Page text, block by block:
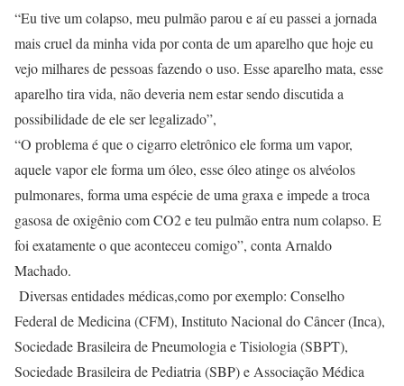
“Eu tive um colapso, meu pulmão parou e aí eu passei a jornada
mais cruel da minha vida por conta de um aparelho que hoje eu
vejo milhares de pessoas fazendo o uso. Esse aparelho mata, esse
aparelho tira vida, não deveria nem estar sendo discutida a
possibilidade de ele ser legalizado”,
“O problema é que o cigarro eletrônico ele forma um vapor,
aquele vapor ele forma um óleo, esse óleo atinge os alvéolos
pulmonares, forma uma espécie de uma graxa e impede a troca
gasosa de oxigênio com CO2 e teu pulmão entra num colapso. E
foi exatamente o que aconteceu comigo”, conta Arnaldo
Machado.
Diversas entidades médicas,como por exemplo: Conselho
Federal de Medicina (CFM), Instituto Nacional do Câncer (Inca),
Sociedade Brasileira de Pneumologia e Tisiologia (SBPT),
Sociedade Brasileira de Pediatria (SBP) e Associação Médica